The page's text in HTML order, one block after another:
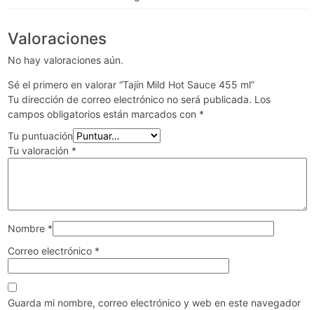
Valoraciones
No hay valoraciones aún.
Sé el primero en valorar “Tajín Mild Hot Sauce 455 ml”
Tu dirección de correo electrónico no será publicada. Los
campos obligatorios están marcados con *
Tu puntuación
Tu valoración *
Nombre *
Correo electrónico *
Guarda mi nombre, correo electrónico y web en este navegador